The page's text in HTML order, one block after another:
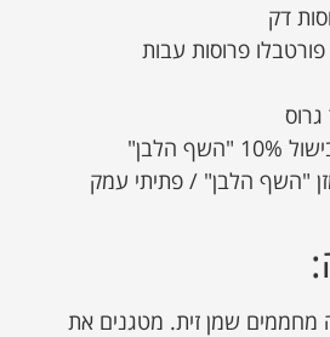
"השף הלבן" / פתיתי עמק
מחממים שמן זית. מטגנים את